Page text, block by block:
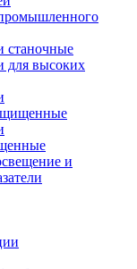
станочные
для высоких
и